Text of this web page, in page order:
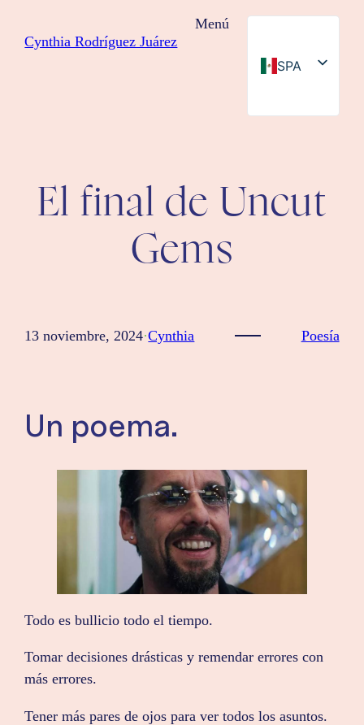
Cynthia Rodríguez Juárez
Menú
SPA
El final de Uncut
Gems
13 noviembre, 2024·Cynthia Poesía
Un poema.
Todo es bullicio todo el tiempo.
Tomar decisiones drásticas y remendar errores con
más errores.
Tener más pares de ojos para ver todos los asuntos.